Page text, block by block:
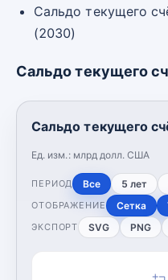
Сальдо текущего
(2030)
Сальдо текущего
Сальдо текущего
Ед. изм.: млрд долл. США
ПЕРИОД Все 5 лет
ОТОБРАЖЕНИЕ Сетка
ЭКСПОРТ SVG PNG